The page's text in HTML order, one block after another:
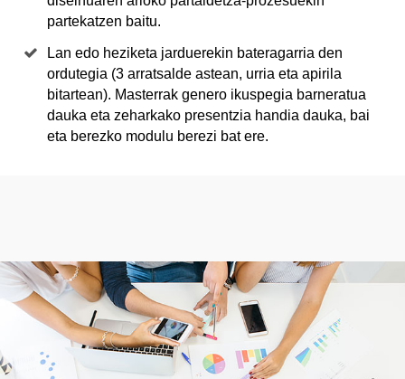
partekatzen baitu.
Lan edo heziketa jarduerekin bateragarria den
ordutegia (3 arratsalde astean, urria eta apirila
bitartean). Masterrak genero ikuspegia barneratua
dauka eta zeharkako presentzia handia dauka, bai
eta berezko modulu berezi bat ere.